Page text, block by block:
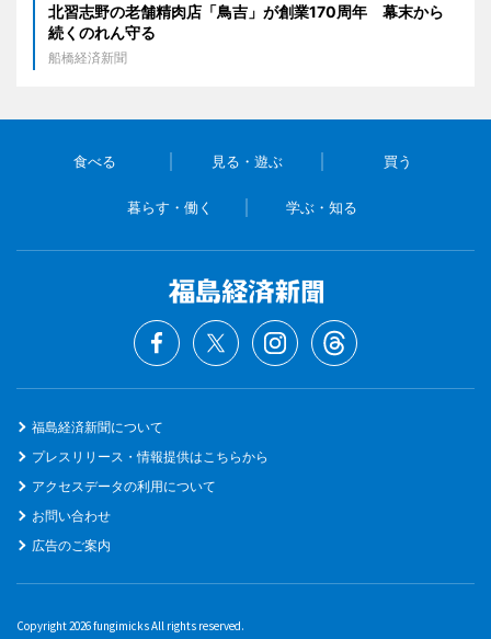
北習志野の老舗精肉店「鳥吉」が創業170周年 幕末から
続くのれん守る
船橋経済新聞
食べる 見る・遊ぶ 買う
暮らす・働く 学ぶ・知る
福島経済新聞について
プレスリリース・情報提供はこちらから
アクセスデータの利用について
お問い合わせ
広告のご案内
Copyright 2026 fungimicks All rights reserved.